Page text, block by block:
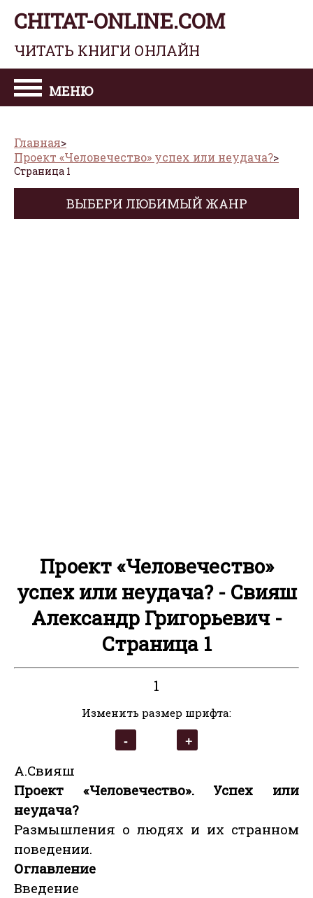
CHITAT-ONLINE.COM
ЧИТАТЬ КНИГИ ОНЛАЙН
МЕНЮ
Главная
Проект «Человечество» успех или неудача?
Страница 1
ВЫБЕРИ ЛЮБИМЫЙ ЖАНР
Проект «Человечество»
успех или неудача? - Свияш
Александр Григорьевич -
Страница 1
1
Изменить размер шрифта:
А.Свияш
Проект «Человечество». Успех или
неудача?
Размышления о людях и их странном
поведении.
Оглавление
Введение